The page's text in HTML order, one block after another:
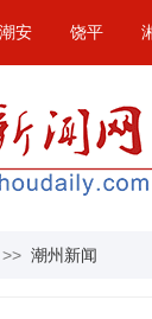
潮安 饶平
>> 潮州新闻